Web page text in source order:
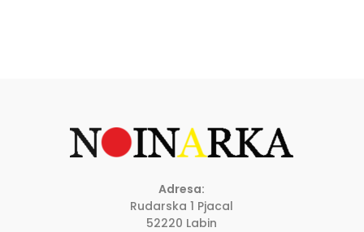
Adresa:
Rudarska 1 Pjacal
52220 Labin